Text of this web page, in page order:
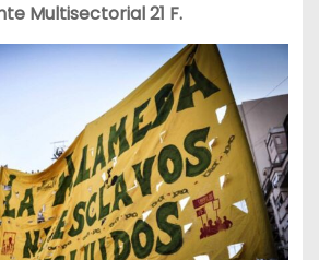
Multisectorial 21 F.